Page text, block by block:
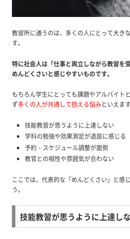
教習所に通うのは、多くの人にとって大き
す。
特に社会人は「仕事と両立しながら教習を
めんどくさいと感じやすいものです。
もちろん学生にとっても課題やアルバイト
ず多くの人が共通して抱える悩みといえます
技能教習が思うように上達しない
学科の勉強や効果測定が退屈に感じる
予約・スケジュール調整が面倒
教官との相性や雰囲気が合わない
ここでは、代表的な「めんどくさい」と感
う。
技能教習が思うように上達し